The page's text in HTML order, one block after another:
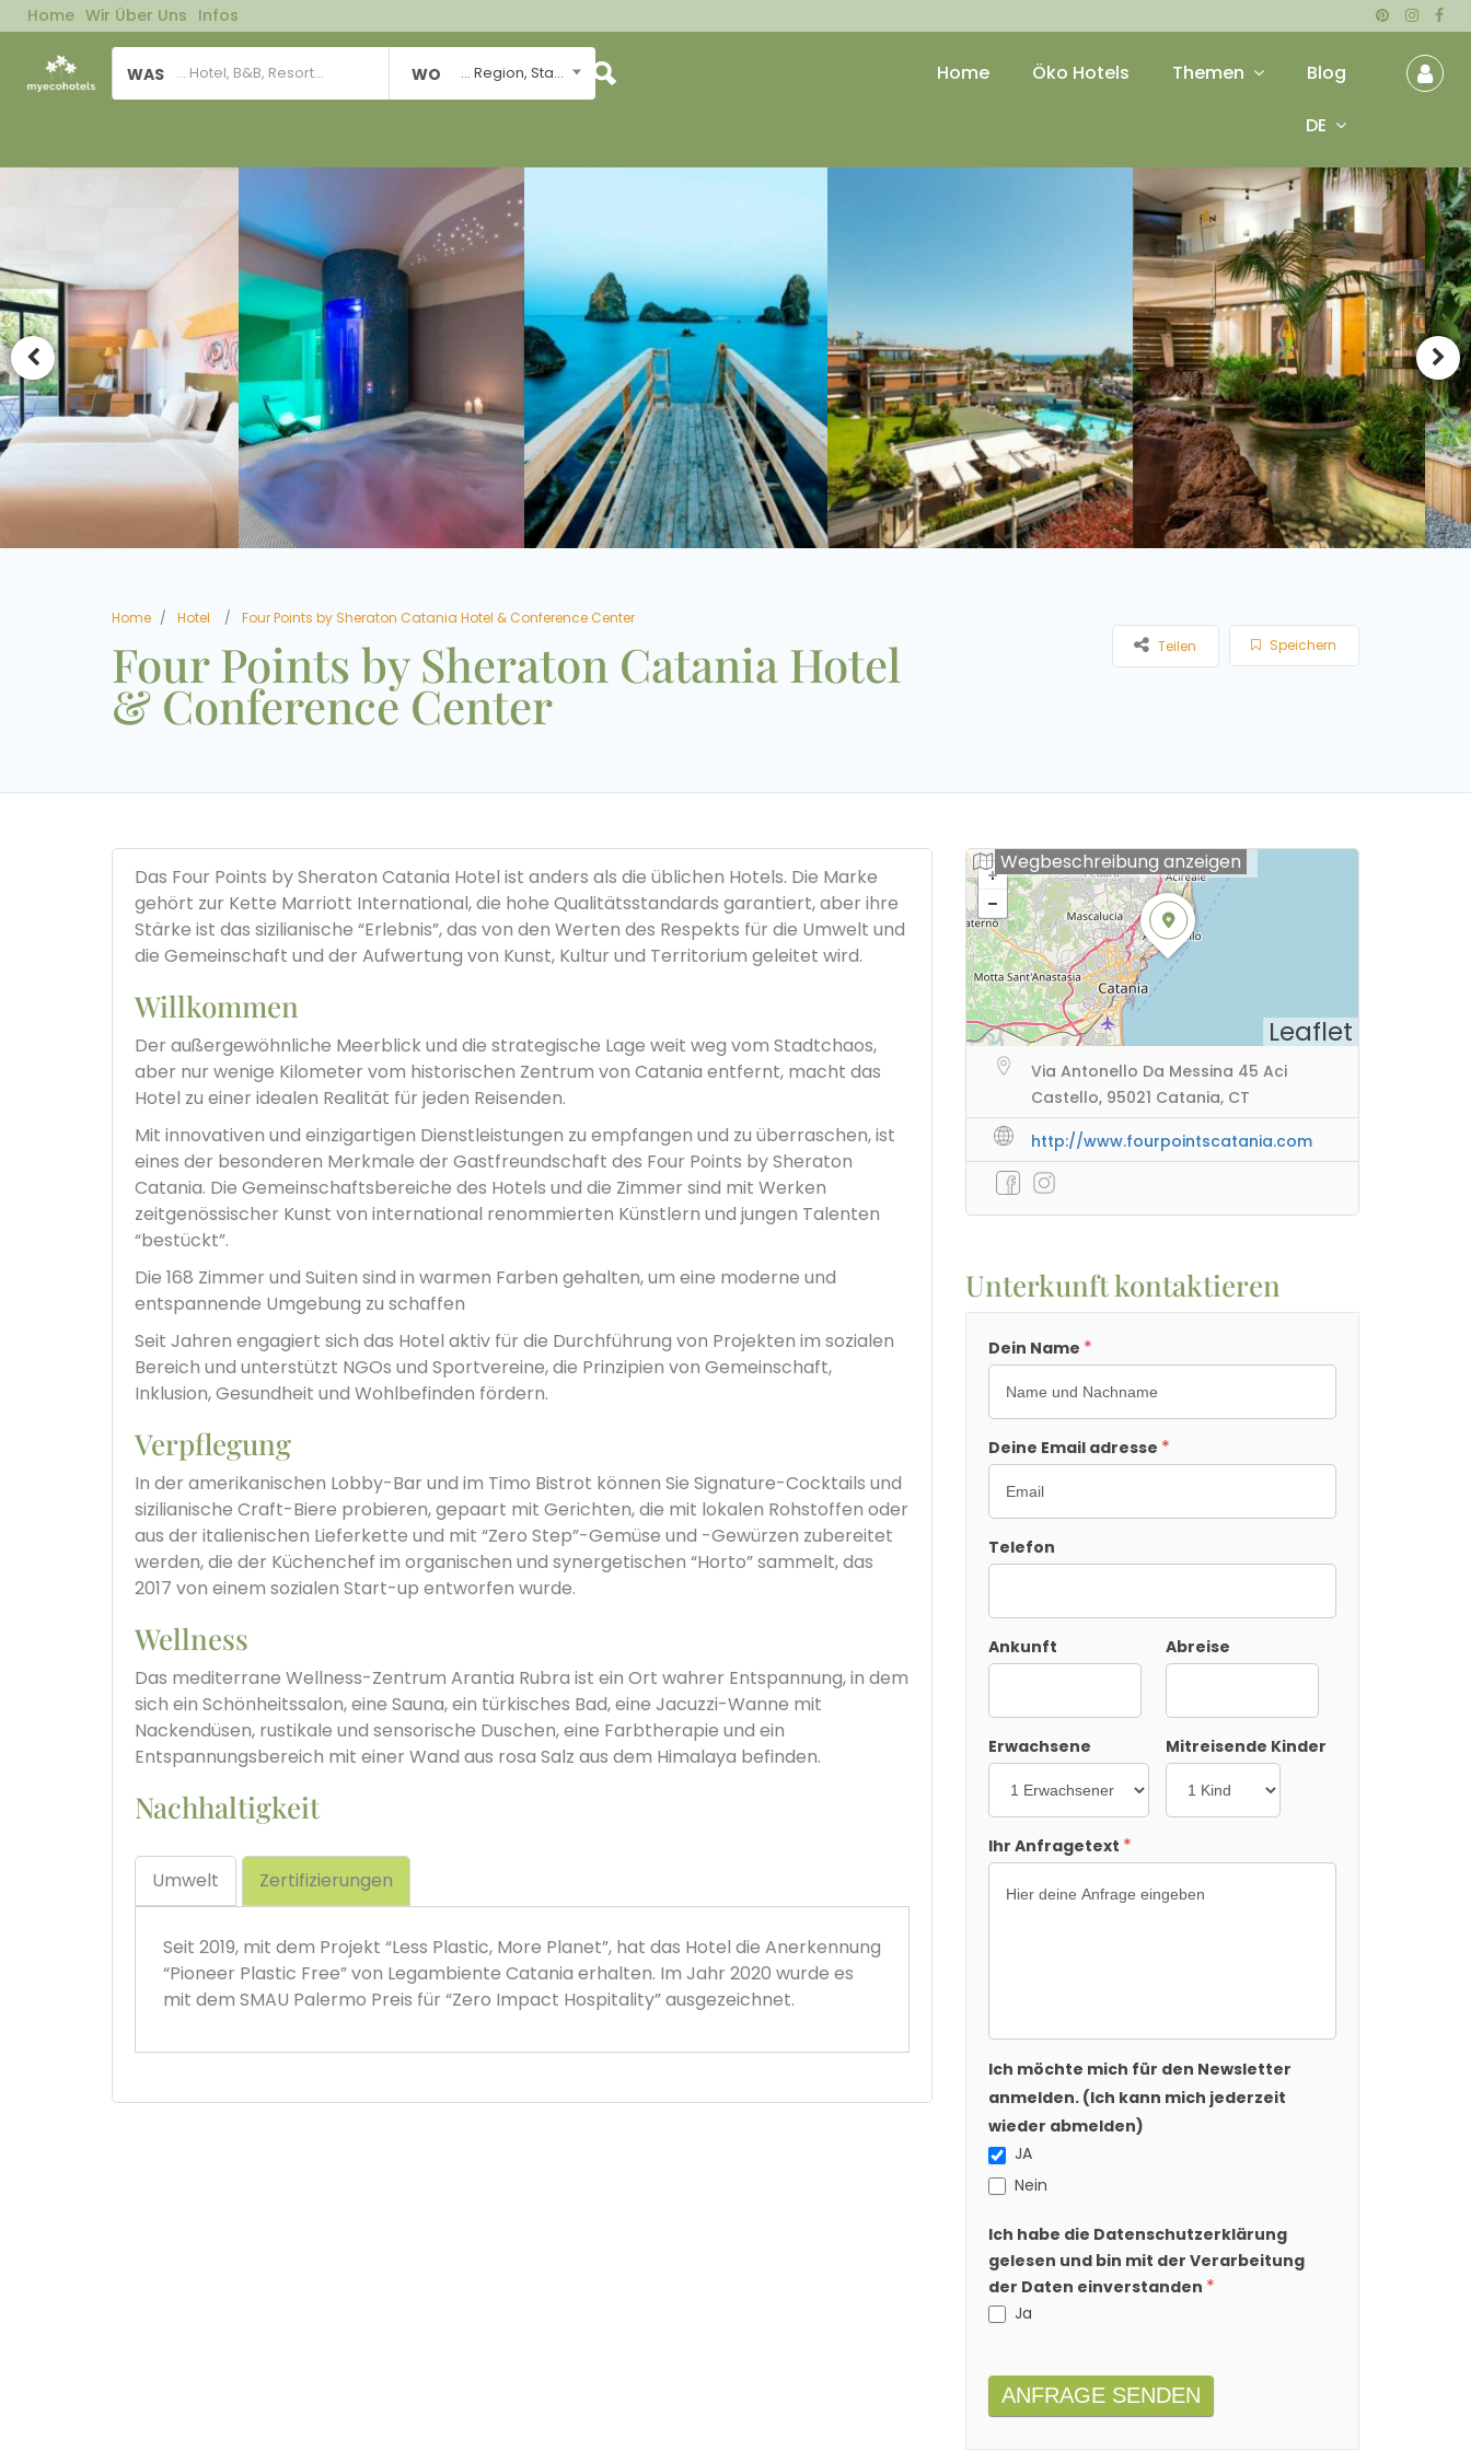
Home Wir Über Uns Infos
WAS WO ... Region, Stadt, Meer... Home Öko Hotels Themen Blog
DE
Home Hotel Four Points by Sheraton Catania Hotel & Conference Center
Four Points by Sheraton Catania Hotel
& Conference Center
Speichern
Teilen
Das Four Points by Sheraton Catania Hotel ist anders als die üblichen Hotels. Die Marke
gehört zur Kette Marriott International, die hohe Qualitätsstandards garantiert, aber ihre
Stärke ist das sizilianische “Erlebnis”, das von den Werten des Respekts für die Umwelt und
die Gemeinschaft und der Aufwertung von Kunst, Kultur und Territorium geleitet wird.
Willkommen
Der außergewöhnliche Meerblick und die strategische Lage weit weg vom Stadtchaos,
aber nur wenige Kilometer vom historischen Zentrum von Catania entfernt, macht das
Hotel zu einer idealen Realität für jeden Reisenden.
Mit innovativen und einzigartigen Dienstleistungen zu empfangen und zu überraschen, ist
eines der besonderen Merkmale der Gastfreundschaft des Four Points by Sheraton
Catania. Die Gemeinschaftsbereiche des Hotels und die Zimmer sind mit Werken
zeitgenössischer Kunst von international renommierten Künstlern und jungen Talenten
“bestückt”.
Die 168 Zimmer und Suiten sind in warmen Farben gehalten, um eine moderne und
entspannende Umgebung zu schaffen
Seit Jahren engagiert sich das Hotel aktiv für die Durchführung von Projekten im sozialen
Bereich und unterstützt NGOs und Sportvereine, die Prinzipien von Gemeinschaft,
Inklusion, Gesundheit und Wohlbefinden fördern.
Verpflegung
In der amerikanischen Lobby-Bar und im Timo Bistrot können Sie Signature-Cocktails und
sizilianische Craft-Biere probieren, gepaart mit Gerichten, die mit lokalen Rohstoffen oder
aus der italienischen Lieferkette und mit “Zero Step”-Gemüse und -Gewürzen zubereitet
werden, die der Küchenchef im organischen und synergetischen “Horto” sammelt, das
2017 von einem sozialen Start-up entworfen wurde.
Wellness
Das mediterrane Wellness-Zentrum Arantia Rubra ist ein Ort wahrer Entspannung, in dem
sich ein Schönheitssalon, eine Sauna, ein türkisches Bad, eine Jacuzzi-Wanne mit
Nackendüsen, rustikale und sensorische Duschen, eine Farbtherapie und ein
Entspannungsbereich mit einer Wand aus rosa Salz aus dem Himalaya befinden.
Nachhaltigkeit
Umwelt Zertifizierungen
Seit 2019, mit dem Projekt “Less Plastic, More Planet”, hat das Hotel die Anerkennung
“Pioneer Plastic Free” von Legambiente Catania erhalten. Im Jahr 2020 wurde es
mit dem SMAU Palermo Preis für “Zero Impact Hospitality” ausgezeichnet.
Leaflet
Wegbeschreibung anzeigen
Via Antonello Da Messina 45 Aci
Castello, 95021 Catania, CT
http://www.fourpointscatania.com
Unterkunft kontaktieren
Dein Name *
Deine Email adresse *
Telefon
Ankunft Abreise
Erwachsene Mitreisende Kinder
Ihr Anfragetext *
Ich möchte mich für den Newsletter
anmelden. (Ich kann mich jederzeit
wieder abmelden)
JA
Nein
Ich habe die Datenschutzerklärung
gelesen und bin mit der Verarbeitung
der Daten einverstanden *
Ja
ANFRAGE SENDEN